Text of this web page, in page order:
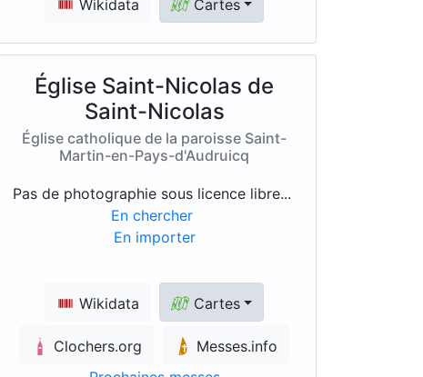
Wikidata Cartes
Église Saint-Nicolas de
Saint-Nicolas
Église catholique de la paroisse Saint-
Martin-en-Pays-d'Audruicq
Pas de photographie sous licence libre...
En chercher
En importer
Wikidata Cartes
Clochers.org
Messes.info